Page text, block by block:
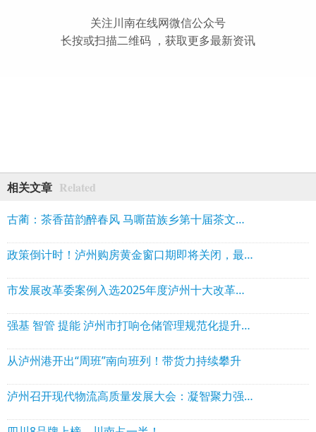
关注川南在线网微信公众号
长按或扫描二维码 ，获取更多最新资讯
相关文章 Related
古蔺：茶香苗韵醉春风 马嘶苗族乡第十届茶文化周开幕
政策倒计时！泸州购房黄金窗口期即将关闭，最高省10万，错过再无！
市发展改革委案例入选2025年度泸州十大改革典型案例之首
强基 智管 提能 泸州市打响仓储管理规范化提升三年行动“组合拳”
从泸州港开出“周班”南向班列！带货力持续攀升
泸州召开现代物流高质量发展大会：凝智聚力强枢纽 港产融合启新程